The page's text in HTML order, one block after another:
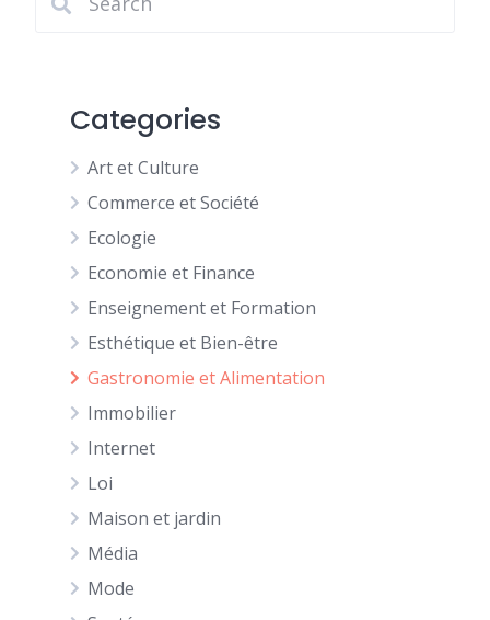
Categories
Art et Culture
Commerce et Société
Ecologie
Economie et Finance
Enseignement et Formation
Esthétique et Bien-être
Gastronomie et Alimentation
Immobilier
Internet
Loi
Maison et jardin
Média
Mode